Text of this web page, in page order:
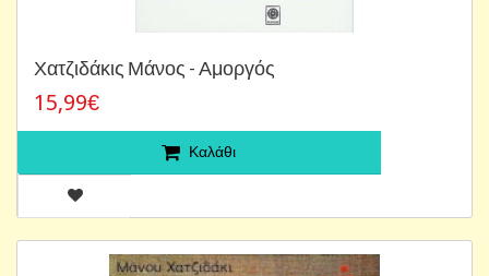
Χατζιδάκις Μάνος - Αμοργός
15,99€
Καλάθι